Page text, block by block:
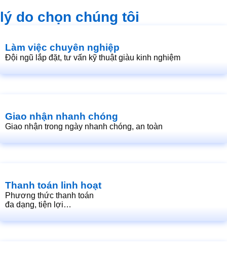
lý do chọn chúng tôi
Làm việc chuyên nghiệp
Đội ngũ lắp đặt, tư vấn kỹ thuật giàu kinh nghiệm
Giao nhận nhanh chóng
Giao nhận trong ngày nhanh chóng, an toàn
Thanh toán linh hoạt
Phương thức thanh toán
đa dạng, tiện lợi…